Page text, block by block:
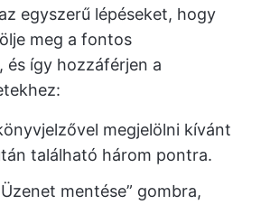
egyszerű lépéseket, hogy
meg a fontos
és így hozzáférjen a
megjelölni kívánt
található három pontra.
mentése” gombra,